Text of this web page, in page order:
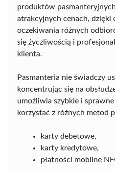
produktów
atrakcyjnych cenach, dzięki
oczekiwania różnych
się życzliwością i
klienta.
Pasmanteria nie świadczy
koncentrując się na
umożliwia szybkie i
korzystać z różnych metod
karty debetowe,
karty kredytowe,
płatności mobilne